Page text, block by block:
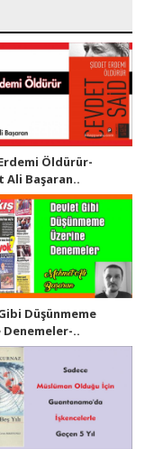
Öldürür-
Ali Başaran..
Düşünmeme
Denemeler-..